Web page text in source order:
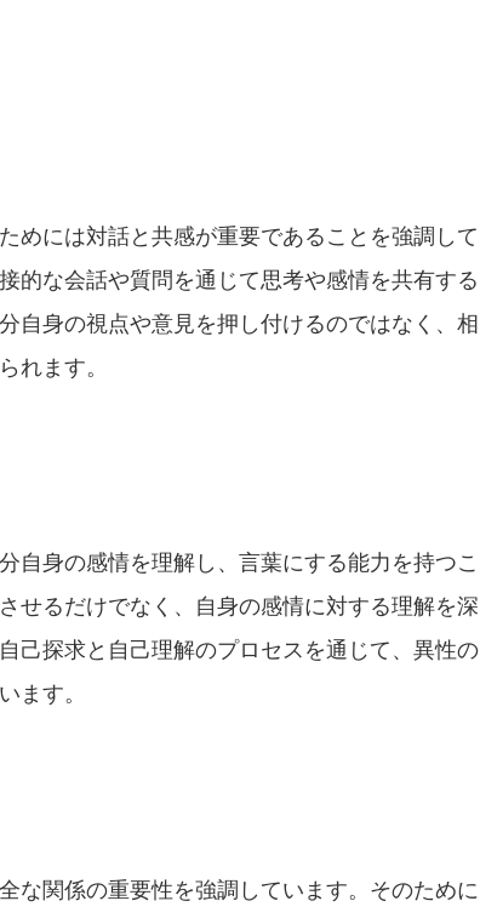
めには対話と共感が重要であることを強調して
的な会話や質問を通じて思考や感情を共有する
自身の視点や意見を押し付けるのではなく、相
れます。
自身の感情を理解し、言葉にする能力を持つこ
せるだけでなく、自身の感情に対する理解を深
己探求と自己理解のプロセスを通じて、異性の
ます。
な関係の重要性を強調しています。そのために